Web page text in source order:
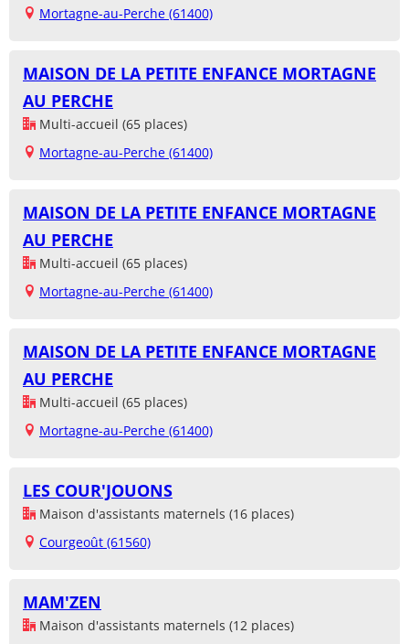
Mortagne-au-Perche (61400)
MAISON DE LA PETITE ENFANCE MORTAGNE
AU PERCHE
Multi-accueil (65 places)
Mortagne-au-Perche (61400)
MAISON DE LA PETITE ENFANCE MORTAGNE
AU PERCHE
Multi-accueil (65 places)
Mortagne-au-Perche (61400)
MAISON DE LA PETITE ENFANCE MORTAGNE
AU PERCHE
Multi-accueil (65 places)
Mortagne-au-Perche (61400)
LES COUR'JOUONS
Maison d'assistants maternels (16 places)
Courgeoût (61560)
MAM'ZEN
Maison d'assistants maternels (12 places)